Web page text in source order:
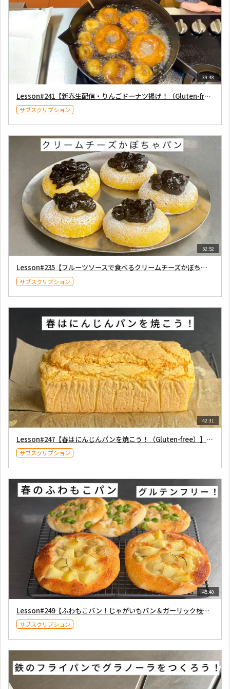
39:48
Lesson#241【新春生配信・りんごドーナツ揚げ！（Gluten-free）】2026年1月3日配信
サブスクリプション
52:52
Lesson#235【フルーツソースで食べるクリームチーズかぼちゃパン（Gluten-free）】2025年10月18日配信
サブスクリプション
42:31
Lesson#247【春はにんじんパンを焼こう！（Gluten-free）】2026年3月21日配信
サブスクリプション
45:40
Lesson#249【ふわもこパン！じゃがいもパン＆ガーリック枝豆チーズパン（Gluten-free）】2026年4月18日配信
サブスクリプション